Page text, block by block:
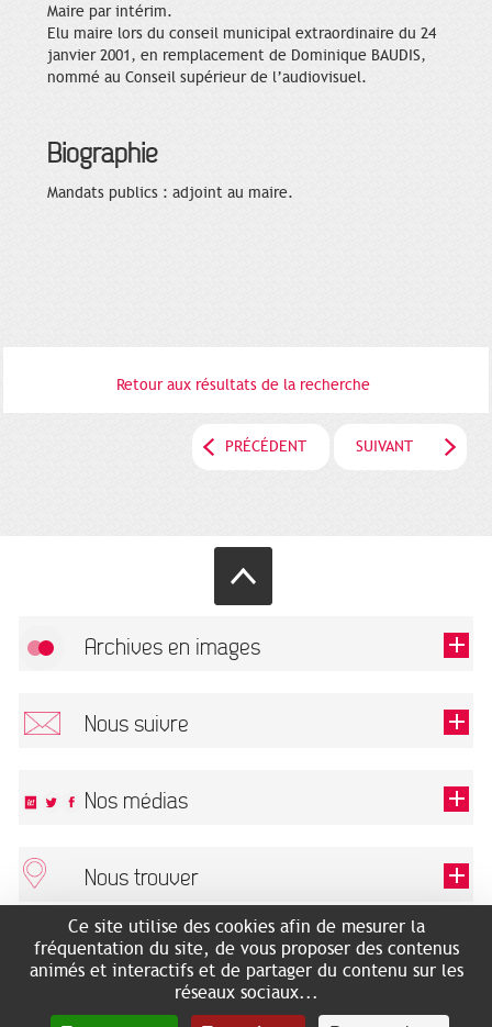
Maire par intérim.
Elu maire lors du conseil municipal extraordinaire du 24
janvier 2001, en remplacement de Dominique BAUDIS,
nommé au Conseil supérieur de l’audiovisuel.
Biographie
Mandats publics : adjoint au maire.
Retour aux résultats de la recherche
PRÉCÉDENT SUIVANT
Archives en images
Nous suivre
Ce champ est exigé.
Nos médias
Nous trouver
ARCHIVES MUNICIPALES
2 rue des Archives
Accès mobilité réduite :
RECHERCHES GÉNÉALOGIQUES
NOUS CONNAÎTRE
SERVICE ÉDUCATIF
LES ARCHIVES EN LIGNE
Ce site utilise des cookies afin de mesurer la
fréquentation du site, de vous proposer des contenus
animés et interactifs et de partager du contenu sur les
réseaux sociaux...